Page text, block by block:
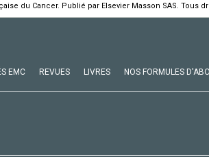
du Cancer. Publié par Elsevier Masson SAS. Tous
EMC REVUES LIVRES NOS FORMULES